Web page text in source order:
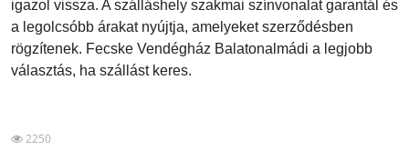
Horvátország
Blog
igazol vissza. A szálláshely szakmai színvonalat garantál és
a legolcsóbb árakat nyújtja, amelyeket szerződésben
rögzítenek. Fecske Vendégház Balatonalmádi a legjobb
választás, ha szállást keres.
2250